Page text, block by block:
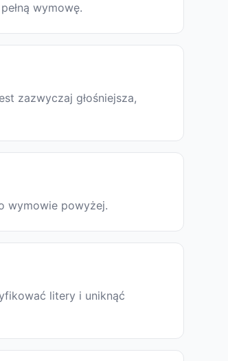
wymowę.
zazwyczaj głośniejsza,
wymowie powyżej.
litery i uniknąć